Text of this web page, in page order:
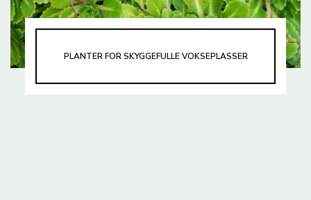
PLANTER FOR SKYGGEFULLE VOKSEPLASSER